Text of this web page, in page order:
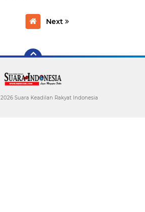
Next
2026 Suara Keadilan Rakyat Indonesia